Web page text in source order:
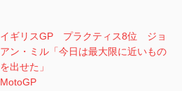
イギリスGP プラクティス8位 ジョ
アン・ミル「今日は最大限に近いもの
を出せた」
MotoGP